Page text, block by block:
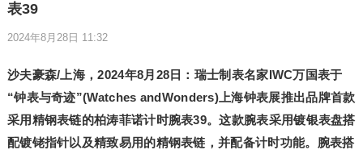
表39
2024年8月28日 11:32
沙夫豪森/ 上海 ，2024年8月 28 日 ： 瑞士制表名家IWC万国表于
“钟表与奇迹”(Watches andWonders) 上海钟表展推出品牌首款
采用精钢表链的柏涛菲诺计时腕表39。这款腕表采用镀银表盘搭
配镀铑指针以及精致易用的精钢表链，并配备计时功能。腕表搭